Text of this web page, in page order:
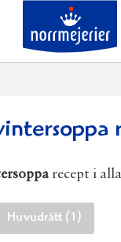
recept i
Huvudrätt (1)